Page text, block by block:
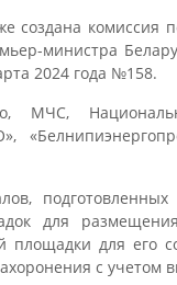
создана
министра
2024 года №158.
МЧС,
подготовленных
для
для его
с учетом